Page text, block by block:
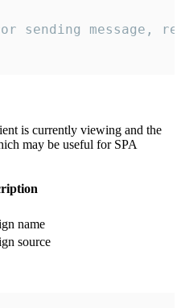
sending message,
is currently viewing and the
may be useful for SPA
name
source